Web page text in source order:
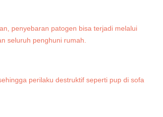
penyebaran patogen bisa terjadi melalui
seluruh penghuni rumah.
perilaku destruktif seperti pup di sofa